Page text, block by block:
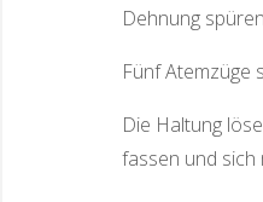
Dehnung
Fünf Atemzüge
Die Haltung
fassen und